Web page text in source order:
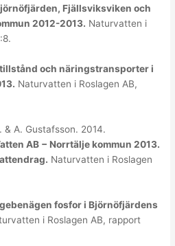
Fjällsviksviken och
2012-2013. Naturvatten i
och näringstransporter i
Naturvatten i Roslagen AB,
& A. Gustafsson. 2014.
AB − Norrtälje kommun 2013.
Naturvatten i Roslagen
fosfor i Björnöfjärdens
i Roslagen AB, rapport